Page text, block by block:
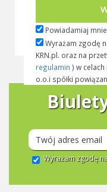
Powiadamiaj
Wyrażam zgodę
KRN.pl. oraz na
regulamin ) w
o.o.i spółki
Wyrażam zgodę